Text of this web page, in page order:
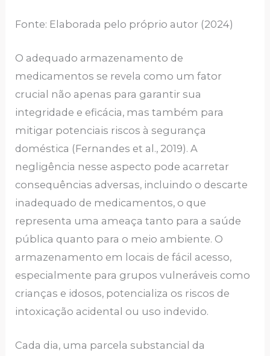
Fonte: Elaborada pelo próprio autor (2024)
O adequado armazenamento de
medicamentos se revela como um fator
crucial não apenas para garantir sua
integridade e eficácia, mas também para
mitigar potenciais riscos à segurança
doméstica (Fernandes et al., 2019). A
negligência nesse aspecto pode acarretar
consequências adversas, incluindo o descarte
inadequado de medicamentos, o que
representa uma ameaça tanto para a saúde
pública quanto para o meio ambiente. O
armazenamento em locais de fácil acesso,
especialmente para grupos vulneráveis como
crianças e idosos, potencializa os riscos de
intoxicação acidental ou uso indevido.
Cada dia, uma parcela substancial da